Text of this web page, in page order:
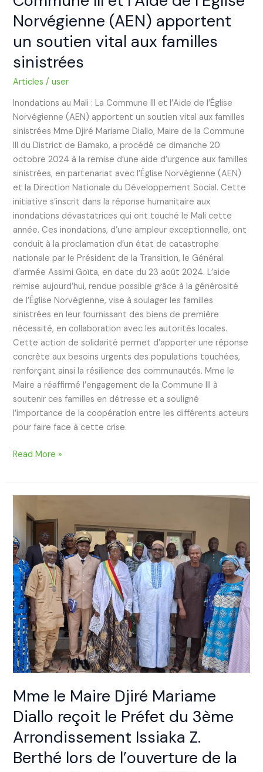
Norvégienne (AEN) apportent
un soutien vital aux familles
sinistrées
Articles /user
Inondations au Mali : La Commune III et l’Aide de l’Église
Norvégienne (AEN) apportent un soutien vital aux familles
sinistrées Mme Djiré Mariame Diallo, Maire de la Commune
III du District de Bamako, a procédé ce dimanche 20
octobre 2024 à la remise d’une aide d’urgence aux familles
sinistrées, en partenariat avec l’Église Norvégienne (AEN)
et la Direction Nationale du Développement Social. Cette
initiative s’inscrit dans la réponse humanitaire aux
inondations dévastatrices qui ont touché le Mali cette
année. Ces inondations, d’une ampleur exceptionnelle, ont
conduit à la proclamation d’un état de catastrophe
nationale par le Président de la Transition, le Général
d’armée Assimi Goïta, en date du 23 août 2024. L’aide
remise aujourd’hui, rendue possible grâce à la générosité
de l’Église Norvégienne, vise à soulager les familles
sinistrées en leur fournissant des biens de première
nécessité, en collaboration avec les autorités locales.
Cette action de solidarité permet d’apporter une réponse
concrète aux besoins urgents des populations touchées,
renforçant ainsi la résilience des communautés. Mme le
Maire a réaffirmé l’engagement de la Commune III à
soutenir ces familles en détresse et a souligné
l’importance de la coopération entre les différents acteurs
pour faire face à cette crise.
Read More »
Mme le Maire Djiré Mariame
Diallo reçoit le Préfet du 3ème
Arrondissement Issiaka Z.
Berthé lors de l’ouverture de la
Djiré
Mariame
Diallo
reçoit
le
Préfet
du
3ème
Arrondissement
Issiaka
Berthé
lors
l’ouverture
de